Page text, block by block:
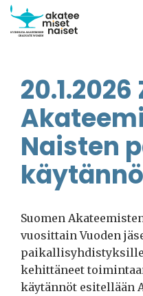
Naisten
Suomen
vuosittain Vuoden
kehittäneet
käytännöt esitellään